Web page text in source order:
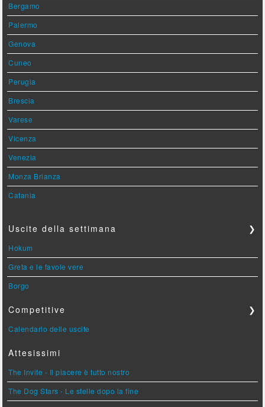
Bergamo
Palermo
Genova
Cuneo
Perugia
Brescia
Varese
Vicenza
Venezia
Monza Brianza
Catania
Uscite della settimana ❯
Hokum
Greta e le favole vere
Borgo
Competitive ❯
Calendario delle uscite
Attesissimi
The Invite - Il piacere è tutto nostro
The Dog Stars - Le stelle dopo la fine